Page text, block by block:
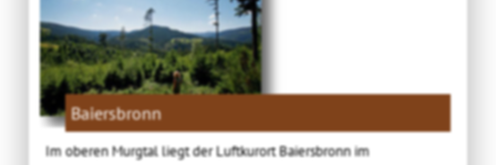
Baiersbronn
Im oberen Murgtal liegt der Luftkurort Baiersbronn im